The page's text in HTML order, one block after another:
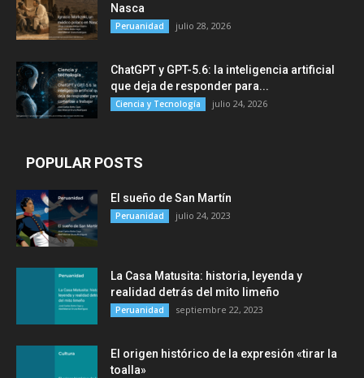
Nasca
Peruanidad julio 28, 2026
ChatGPT y GPT-5.6: la inteligencia artificial
que deja de responder para...
Ciencia y Tecnología julio 24, 2026
POPULAR POSTS
El sueño de San Martín
Peruanidad julio 24, 2023
La Casa Matusita: historia, leyenda y
realidad detrás del mito limeño
Peruanidad septiembre 22, 2023
El origen histórico de la expresión «tirar la
toalla»